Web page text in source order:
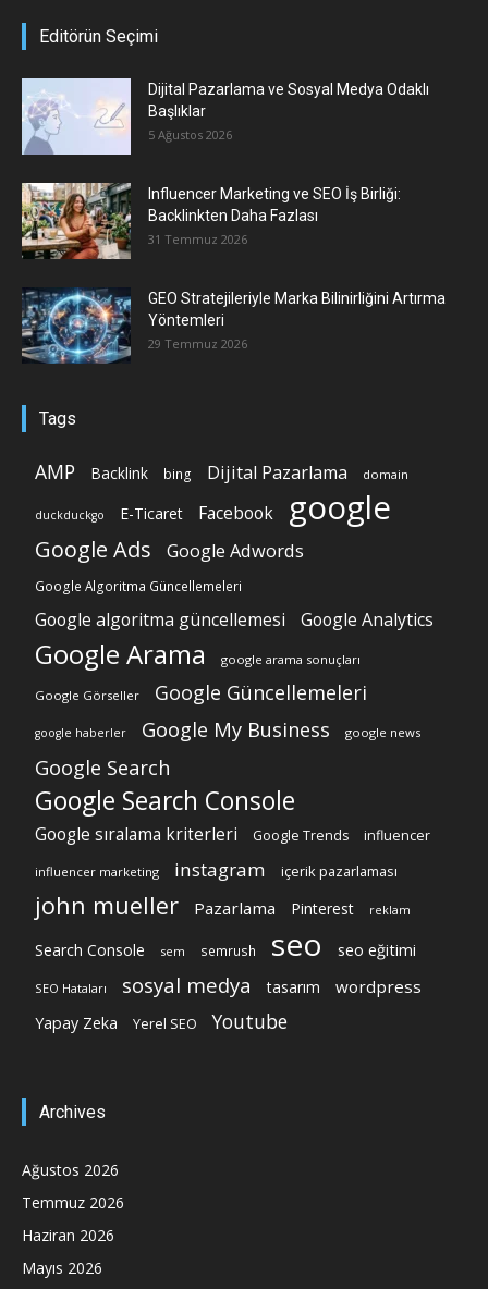
Editörün Seçimi
Dijital Pazarlama ve Sosyal Medya Odaklı
Başlıklar
5 Ağustos 2026
Influencer Marketing ve SEO İş Birliği:
Backlinkten Daha Fazlası
31 Temmuz 2026
GEO Stratejileriyle Marka Bilinirliğini Artırma
Yöntemleri
29 Temmuz 2026
Tags
AMP Backlink bing Dijital Pazarlama domain
duckduckgo E-Ticaret Facebook google
Google Ads Google Adwords
Google Algoritma Güncellemeleri
Google algoritma güncellemesi Google Analytics
Google Arama google arama sonuçları
Google Görseller Google Güncellemeleri
google haberler Google My Business google news
Google Search
Google Search Console
Google sıralama kriterleri Google Trends influencer
influencer marketing instagram içerik pazarlaması
john mueller Pazarlama Pinterest reklam
Search Console sem semrush seo seo eğitimi
SEO Hataları sosyal medya tasarım wordpress
Yapay Zeka Yerel SEO Youtube
Archives
Ağustos 2026
Temmuz 2026
Haziran 2026
Mayıs 2026